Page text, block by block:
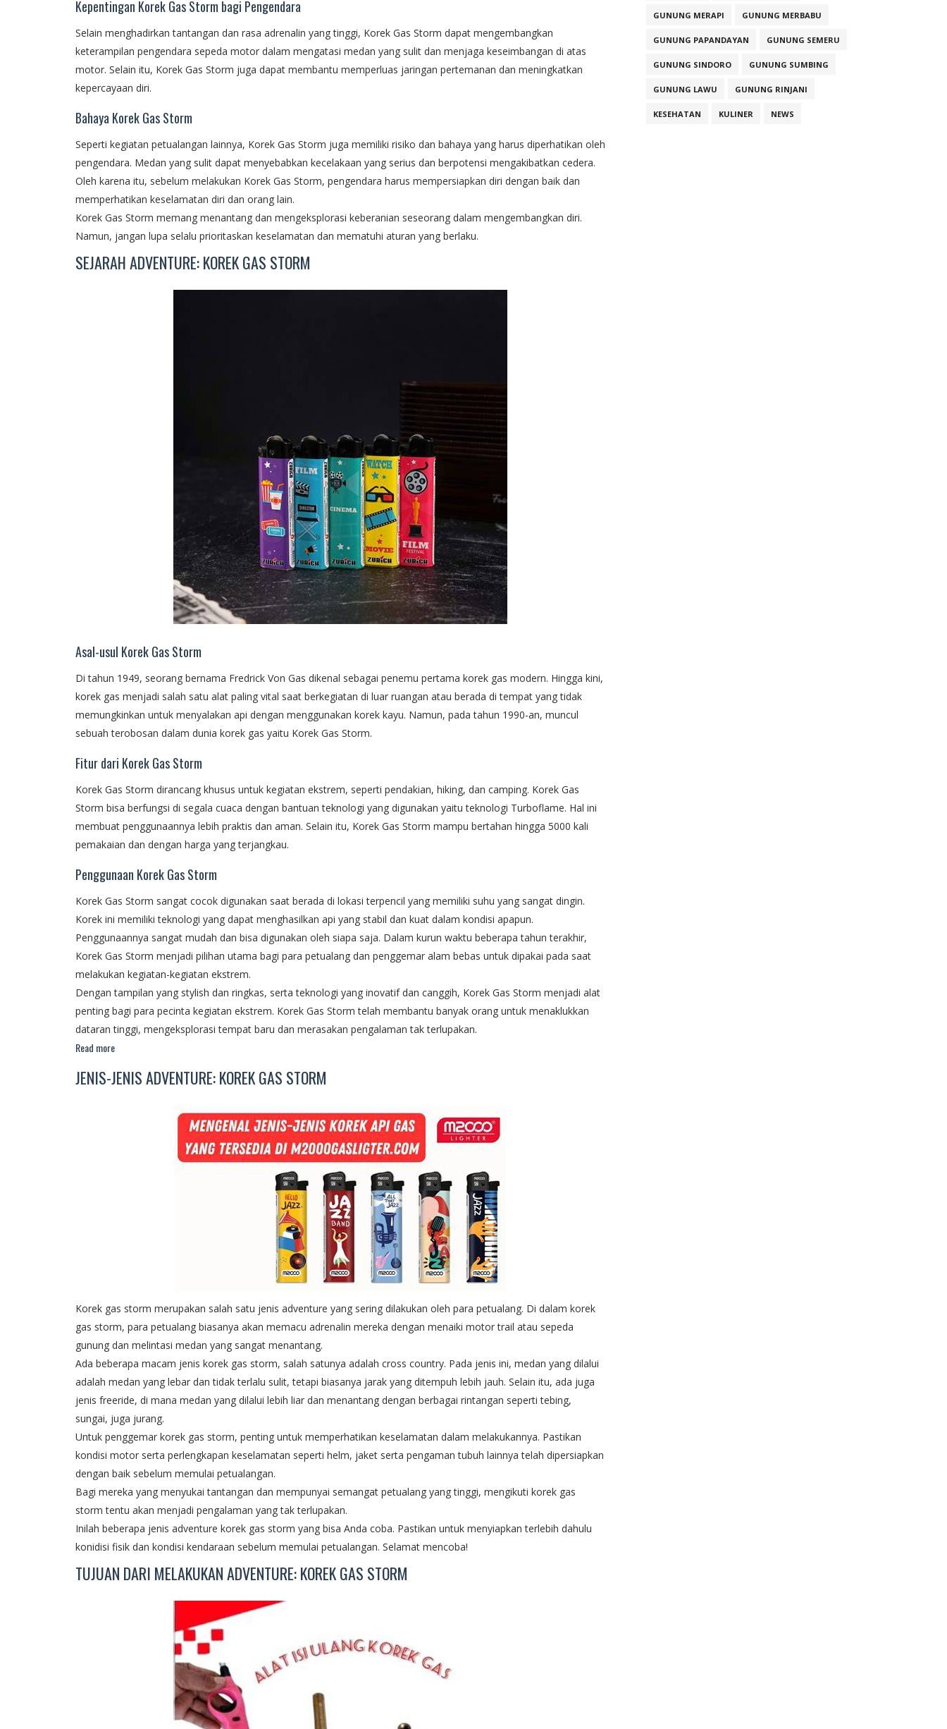
Kepentingan Korek Gas Storm bagi Pengendara
Selain menghadirkan tantangan dan rasa adrenalin yang tinggi, Korek Gas Storm dapat mengembangkan
keterampilan pengendara sepeda motor dalam mengatasi medan yang sulit dan menjaga keseimbangan di atas
motor. Selain itu, Korek Gas Storm juga dapat membantu memperluas jaringan pertemanan dan meningkatkan
kepercayaan diri.
Bahaya Korek Gas Storm
Seperti kegiatan petualangan lainnya, Korek Gas Storm juga memiliki risiko dan bahaya yang harus diperhatikan oleh
pengendara. Medan yang sulit dapat menyebabkan kecelakaan yang serius dan berpotensi mengakibatkan cedera.
Oleh karena itu, sebelum melakukan Korek Gas Storm, pengendara harus mempersiapkan diri dengan baik dan
memperhatikan keselamatan diri dan orang lain.
Korek Gas Storm memang menantang dan mengeksplorasi keberanian seseorang dalam mengembangkan diri.
Namun, jangan lupa selalu prioritaskan keselamatan dan mematuhi aturan yang berlaku.
SEJARAH ADVENTURE: KOREK GAS STORM
Asal-usul Korek Gas Storm
Di tahun 1949, seorang bernama Fredrick Von Gas dikenal sebagai penemu pertama korek gas modern. Hingga kini,
korek gas menjadi salah satu alat paling vital saat berkegiatan di luar ruangan atau berada di tempat yang tidak
memungkinkan untuk menyalakan api dengan menggunakan korek kayu. Namun, pada tahun 1990-an, muncul
sebuah terobosan dalam dunia korek gas yaitu Korek Gas Storm.
Fitur dari Korek Gas Storm
Korek Gas Storm dirancang khusus untuk kegiatan ekstrem, seperti pendakian, hiking, dan camping. Korek Gas
Storm bisa berfungsi di segala cuaca dengan bantuan teknologi yang digunakan yaitu teknologi Turboflame. Hal ini
membuat penggunaannya lebih praktis dan aman. Selain itu, Korek Gas Storm mampu bertahan hingga 5000 kali
pemakaian dan dengan harga yang terjangkau.
Penggunaan Korek Gas Storm
Korek Gas Storm sangat cocok digunakan saat berada di lokasi terpencil yang memiliki suhu yang sangat dingin.
Korek ini memiliki teknologi yang dapat menghasilkan api yang stabil dan kuat dalam kondisi apapun.
Penggunaannya sangat mudah dan bisa digunakan oleh siapa saja. Dalam kurun waktu beberapa tahun terakhir,
Korek Gas Storm menjadi pilihan utama bagi para petualang dan penggemar alam bebas untuk dipakai pada saat
melakukan kegiatan-kegiatan ekstrem.
Dengan tampilan yang stylish dan ringkas, serta teknologi yang inovatif dan canggih, Korek Gas Storm menjadi alat
penting bagi para pecinta kegiatan ekstrem. Korek Gas Storm telah membantu banyak orang untuk menaklukkan
dataran tinggi, mengeksplorasi tempat baru dan merasakan pengalaman tak terlupakan.
Read more
JENIS-JENIS ADVENTURE: KOREK GAS STORM
Korek gas storm merupakan salah satu jenis adventure yang sering dilakukan oleh para petualang. Di dalam korek
gas storm, para petualang biasanya akan memacu adrenalin mereka dengan menaiki motor trail atau sepeda
gunung dan melintasi medan yang sangat menantang.
Ada beberapa macam jenis korek gas storm, salah satunya adalah cross country. Pada jenis ini, medan yang dilalui
adalah medan yang lebar dan tidak terlalu sulit, tetapi biasanya jarak yang ditempuh lebih jauh. Selain itu, ada juga
jenis freeride, di mana medan yang dilalui lebih liar dan menantang dengan berbagai rintangan seperti tebing,
sungai, juga jurang.
Untuk penggemar korek gas storm, penting untuk memperhatikan keselamatan dalam melakukannya. Pastikan
kondisi motor serta perlengkapan keselamatan seperti helm, jaket serta pengaman tubuh lainnya telah dipersiapkan
dengan baik sebelum memulai petualangan.
Bagi mereka yang menyukai tantangan dan mempunyai semangat petualang yang tinggi, mengikuti korek gas
storm tentu akan menjadi pengalaman yang tak terlupakan.
Inilah beberapa jenis adventure korek gas storm yang bisa Anda coba. Pastikan untuk menyiapkan terlebih dahulu
konidisi fisik dan kondisi kendaraan sebelum memulai petualangan. Selamat mencoba!
TUJUAN DARI MELAKUKAN ADVENTURE: KOREK GAS STORM
GUNUNG MERAPI GUNUNG MERBABU
GUNUNG PAPANDAYAN GUNUNG SEMERU
GUNUNG SINDORO GUNUNG SUMBING
GUNUNG LAWU GUNUNG RINJANI
KESEHATAN KULINER NEWS